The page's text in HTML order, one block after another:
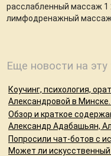
расслабленный массаж 1
лимфодренажный массаж
Еще новости на эту
Коучинг, психология,
Александровой в
Обзор и краткое
Александр Адабашьян,
Попросили чат-ботов с
Может ли